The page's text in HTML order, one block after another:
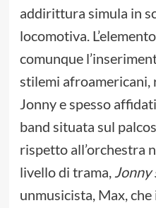
addirittura simula in
locomotiva.
comunque
stilemi afroamericani,
Jonny e spesso
band situata sul
rispetto all’orchestra
livello di trama, Jonny
unmusicista, Max,